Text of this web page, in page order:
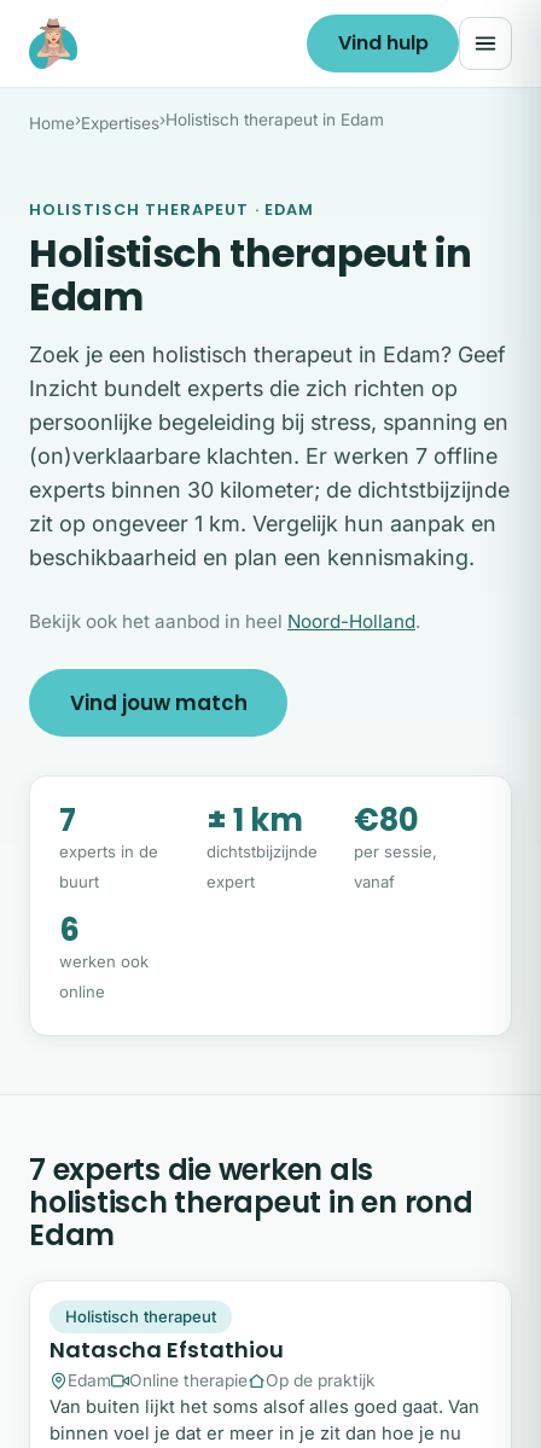
Ga naar de inhoud
Vind hulp
Home›Expertises›Holistisch therapeut in Edam
HOLISTISCH THERAPEUT · EDAM
Holistisch therapeut in
Edam
Zoek je een holistisch therapeut in Edam? Geef
Inzicht bundelt experts die zich richten op
persoonlijke begeleiding bij stress, spanning en
(on)verklaarbare klachten. Er werken 7 offline
experts binnen 30 kilometer; de dichtstbijzijnde
zit op ongeveer 1 km. Vergelijk hun aanpak en
beschikbaarheid en plan een kennismaking.
Bekijk ook het aanbod in heel Noord-Holland.
Vind jouw match
7
experts in de
buurt
± 1 km
dichtstbijzijnde
expert
€80
per sessie,
vanaf
6
werken ook
online
7 experts die werken als
holistisch therapeut in en rond
Edam
Snel beschikbaar
Holistisch therapeut
Natascha Efstathiou
Edam Online therapie Op de praktijk
Van buiten lijkt het soms alsof alles goed gaat. Van
binnen voel je dat er meer in je zit dan hoe je nu